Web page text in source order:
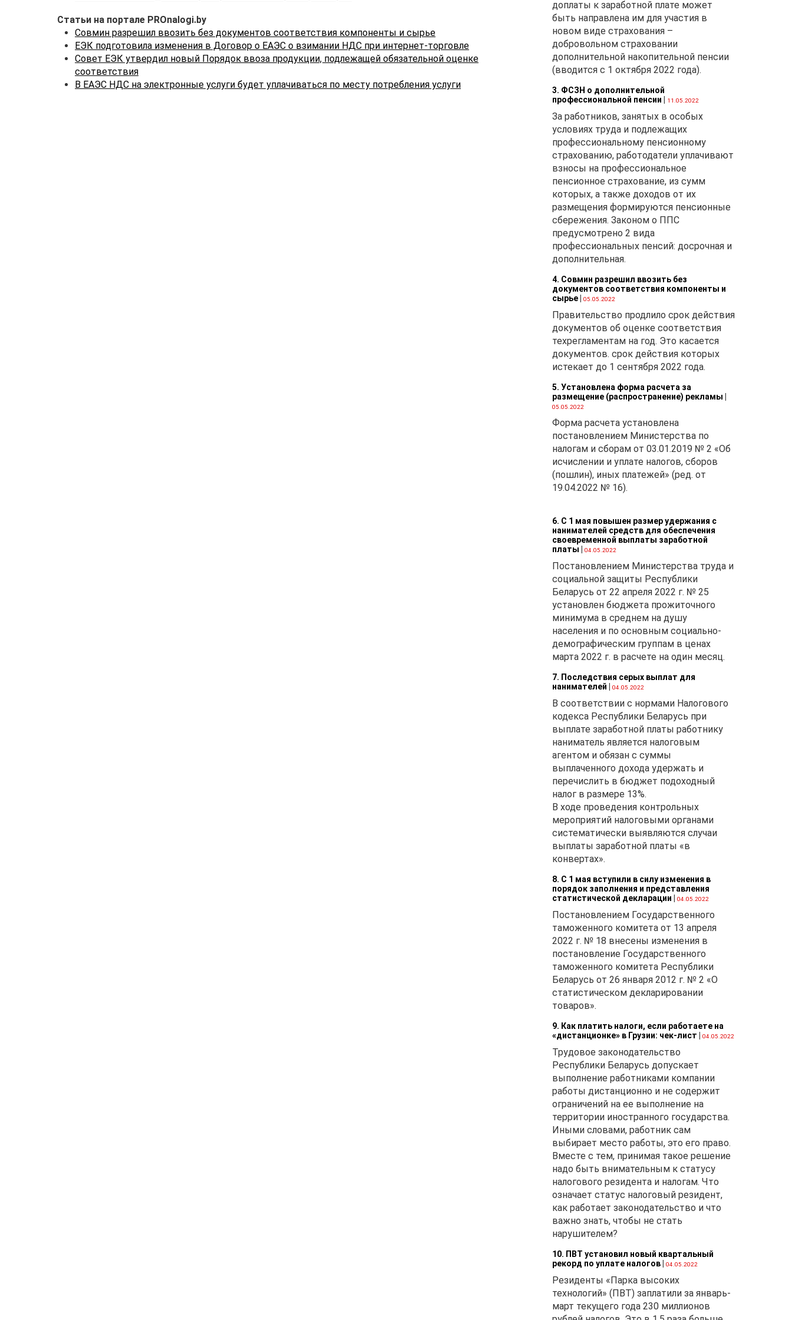
Статьи на портале PROnalogi.by
Совмин разрешил ввозить без документов соответствия компоненты и сырье
ЕЭК подготовила изменения в Договор о ЕАЭС о взимании НДС при интернет-торговле
Совет ЕЭК утвердил новый Порядок ввоза продукции, подлежащей обязательной оценке
соответствия
В ЕАЭС НДС на электронные услуги будет уплачиваться по месту потребления услуги
доплаты к заработной плате может
быть направлена им для участия в
новом виде страхования –
добровольном страховании
дополнительной накопительной пенсии
(вводится с 1 октября 2022 года).
3. ФСЗН о дополнительной
профессиональной пенсии
11.05.2022
За работников, занятых в особых
условиях труда и подлежащих
профессиональному пенсионному
страхованию, работодатели уплачивают
взносы на профессиональное
пенсионное страхование, из сумм
которых, а также доходов от их
размещения формируются пенсионные
сбережения. Законом о ППС
предусмотрено 2 вида
профессиональных пенсий: досрочная и
дополнительная.
4. Совмин разрешил ввозить без
документов соответствия компоненты и
сырье| 05.05.2022
Правительство продлило срок действия
документов об оценке соответствия
техрегламентам на год. Это касается
документов. срок действия которых
истекает до 1 сентября 2022 года.
5. Установлена форма расчета за
размещение (распространение) рекламы
05.05.2022
Форма расчета установлена
постановлением Министерства по
налогам и сборам от 03.01.2019 № 2 «Об
исчислении и уплате налогов, сборов
(пошлин), иных платежей» (ред. от
19.04.2022 № 16).
6. С 1 мая повышен размер удержания с
нанимателей средств для обеспечения
своевременной выплаты заработной
платы
04.05.2022
Постановлением Министерства труда и
социальной защиты Республики
Беларусь от 22 апреля 2022 г. № 25
установлен бюджета прожиточного
минимума в среднем на душу
населения и по основным социально-
демографическим группам в ценах
марта 2022 г. в расчете на один месяц.
7. Последствия серых выплат для
нанимателей
04.05.2022
В соответствии с нормами Налогового
кодекса Республики Беларусь при
выплате заработной платы работнику
наниматель является налоговым
агентом и обязан с суммы
выплаченного дохода удержать и
перечислить в бюджет подоходный
налог в размере 13%.
В ходе проведения контрольных
мероприятий налоговыми органами
систематически выявляются случаи
выплаты заработной платы «в
конвертах».
8. С 1 мая вступили в силу изменения в
порядок заполнения и представления
статистической декларации
04.05.2022
Постановлением Государственного
таможенного комитета от 13 апреля
2022 г. № 18 внесены изменения в
постановление Государственного
таможенного комитета Республики
Беларусь от 26 января 2012 г. № 2 «О
статистическом декларировании
товаров».
9. Как платить налоги, если работаете на
«дистанционке» в Грузии: чек-лист
04.05.2022
Трудовое законодательство
Республики Беларусь допускает
выполнение работниками компании
работы дистанционно и не содержит
ограничений на ее выполнение на
территории иностранного государства.
Иными словами, работник сам
выбирает место работы, это его право.
Вместе с тем, принимая такое решение
надо быть внимательным к статусу
налогового резидента и налогам. Что
означает статус налоговый резидент,
как работает законодательство и что
важно знать, чтобы не стать
нарушителем?
10. ПВТ установил новый квартальный
рекорд по уплате налогов| 04.05.2022
Резиденты «Парка высоких
технологий» (ПВТ) заплатили за январь-
март текущего года 230 миллионов